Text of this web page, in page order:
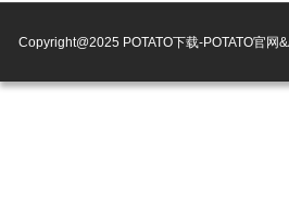
Copyright@2025 POTATO下载-POTATO官网